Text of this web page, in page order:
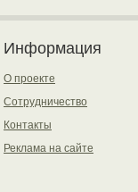
Информация
О проекте
Сотрудничество
Контакты
Реклама на сайте